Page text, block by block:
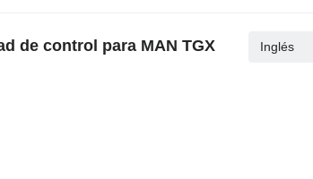
de control para MAN TGX
Inglés